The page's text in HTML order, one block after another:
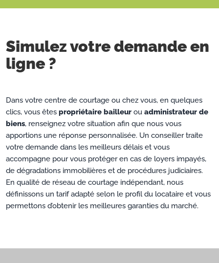
Simulez votre demande en
ligne ?
Dans votre centre de courtage ou chez vous, en quelques
clics, vous êtes propriétaire bailleur ou administrateur de
biens, renseignez votre situation afin que nous vous
apportions une réponse personnalisée. Un conseiller traite
votre demande dans les meilleurs délais et vous
accompagne pour vous protéger en cas de loyers impayés,
de dégradations immobilières et de procédures judiciaires.
En qualité de réseau de courtage indépendant, nous
définissons un tarif adapté selon le profil du locataire et vous
permettons d’obtenir les meilleures garanties du marché.